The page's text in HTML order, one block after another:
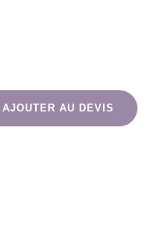
AJOUTER AU DEVIS